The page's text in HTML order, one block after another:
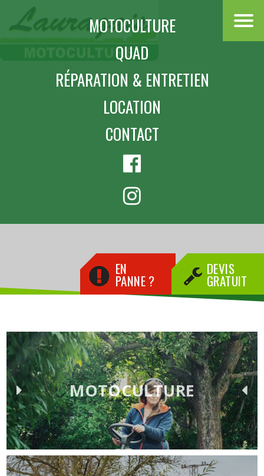
MOTOCULTURE
QUAD
RÉPARATION & ENTRETIEN
LOCATION
CONTACT
DEVIS
GRATUIT
EN
PANNE ?
BIEN PLUS QU'UN SERVICE...
UNE ÉQUIPE DE SPÉCIALISTES AU SERVICE DE VOTRE
JARDIN
MOTOCULTURE